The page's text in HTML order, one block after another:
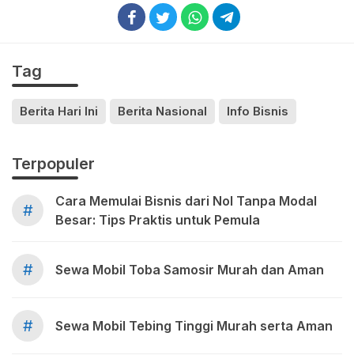
Tag
Berita Hari Ini Berita Nasional Info Bisnis
Terpopuler
#
Cara Memulai Bisnis dari Nol Tanpa Modal
Besar: Tips Praktis untuk Pemula
# Sewa Mobil Toba Samosir Murah dan Aman
# Sewa Mobil Tebing Tinggi Murah serta Aman